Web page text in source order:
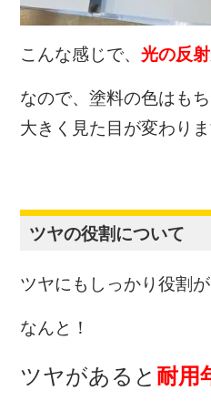
こんな感じで、光の反
なので、塗料の色はも
大きく見た目が変わりま
ツヤの役割について
ツヤにもしっかり役割が
なんと！
ツヤがあると 耐用